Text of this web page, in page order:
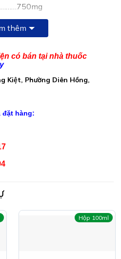
(65% Boswellic acids)
(MSM)
(từ vi sụn cá mập)
đông vón (Talc, Magie
chất bảo quản (Nipagil,
tổng hợp ( Brown HT, Titan
thêm
có bán tại nhà thuốc
Kiệt, Phường Diên Hồng,
đặt hàng:
Hộp 100ml